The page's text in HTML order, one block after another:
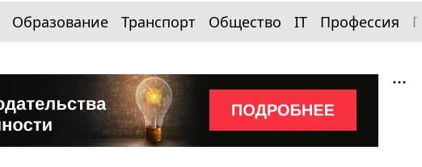
Образование Транспорт Общество IT Профессия